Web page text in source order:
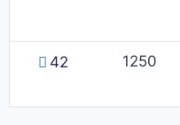
42 1250